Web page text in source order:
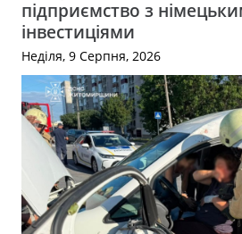
підприємство з
інвестиціями
Неділя, 9 Серпня, 2026